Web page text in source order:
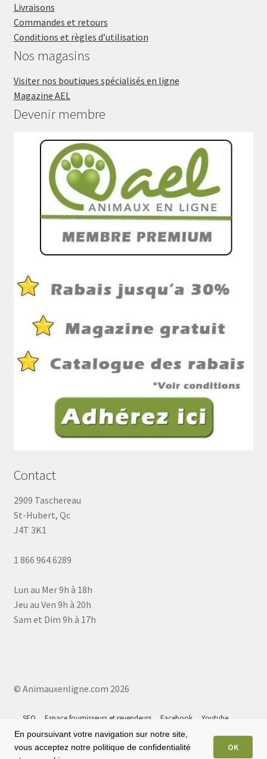
Livraisons
Commandes et retours
Conditions et règles d’utilisation
Nos magasins
Visiter nos boutiques spécialisés en ligne
Magazine AEL
Devenir membre
Contact
2909 Taschereau
St-Hubert, Qc
J4T 3K1
1 866 964 6289
Lun au Mer 9h à 18h
Jeu au Ven 9h à 20h
Sam et Dim 9h à 17h
© Animauxenligne.com 2026
SEO Espace fournisseurs et revendeurs Facebook
Youtube
Instagram
Tiktok Google 5⭐ Plan du site
En poursuivant votre navigation sur notre site,
vous acceptez notre politique de confidentialité
OK